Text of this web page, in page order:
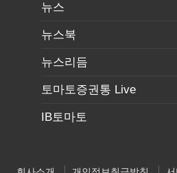
뉴스
뉴스북
뉴스리듬
토마토증권통 Live
IB토마토